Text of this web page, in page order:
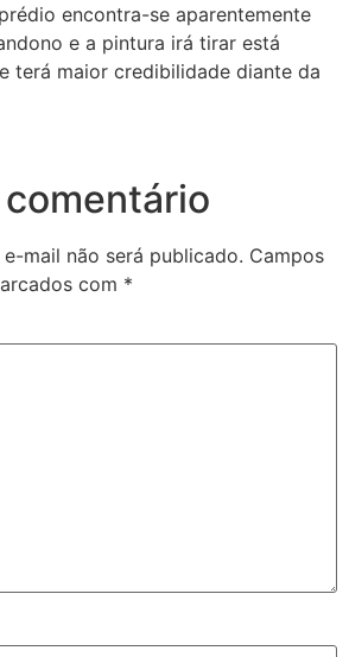
encontra-se aparentemente
e a pintura irá tirar está
terá maior credibilidade diante da
mail não será publicado. Campos
com *